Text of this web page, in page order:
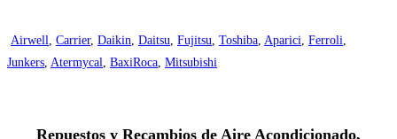
Airwell, Carrier, Daikin, Daitsu, Fujitsu, Toshiba, Aparici, Ferroli,
Junkers, Atermycal, BaxiRoca, Mitsubishi
Repuestos y Recambios de Aire Acondicionado,